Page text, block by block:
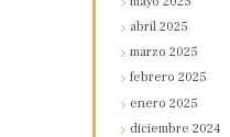
abril2025
marzo2025
febrero2025
enero2025
diciembre2024